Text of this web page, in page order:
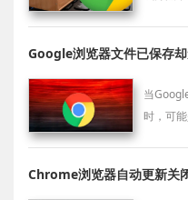
Google浏览器文件已保存
当
时，可
Chrome浏览器自动更新关